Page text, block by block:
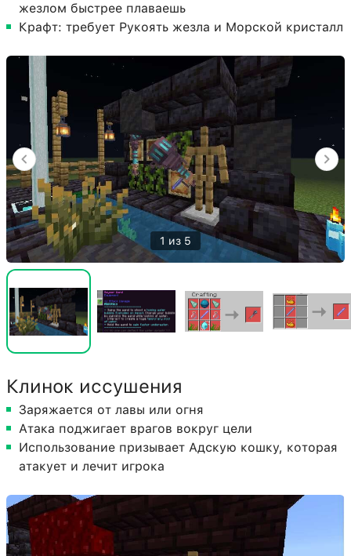
жезлом быстрее плаваешь
Крафт: требует Рукоять жезла и Морской кристалл
1 из 5
Клинок иссушения
Заряжается от лавы или огня
Атака поджигает врагов вокруг цели
Использование призывает Адскую кошку, которая
атакует и лечит игрока